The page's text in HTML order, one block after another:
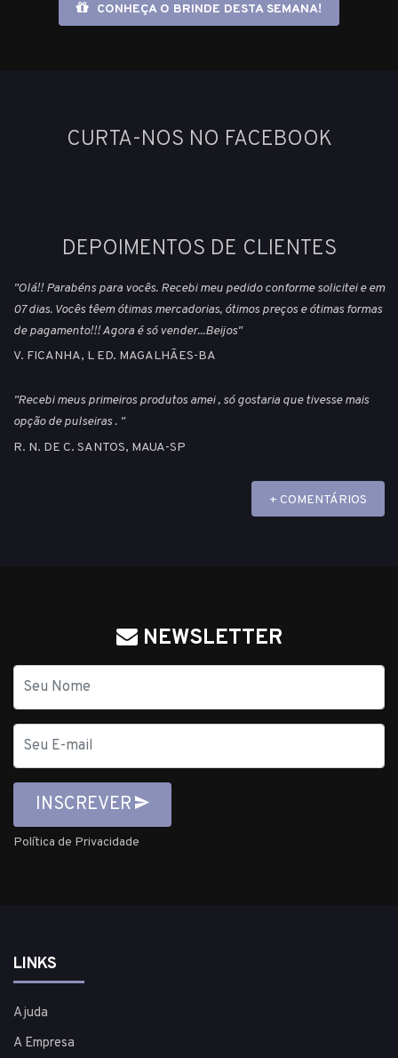
CONHEÇA O BRINDE DESTA SEMANA!
CURTA-NOS NO FACEBOOK
DEPOIMENTOS DE CLIENTES
"Olá!! Parabéns para vocês. Recebi meu pedido conforme solicitei e em
07 dias. Vocês têem ótimas mercadorias, ótimos preços e ótimas formas
de pagamento!!! Agora é só vender...Beijos"
V. FICANHA, L ED. MAGALHÃES-BA
"Recebi meus primeiros produtos amei , só gostaria que tivesse mais
opção de pulseiras . "
R. N. DE C. SANTOS, MAUA-SP
+ COMENTÁRIOS
NEWSLETTER
mail
INSCREVER
Política de Privacidade
LINKS
Ajuda
A Empresa